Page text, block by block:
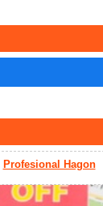
Profesional Hagon